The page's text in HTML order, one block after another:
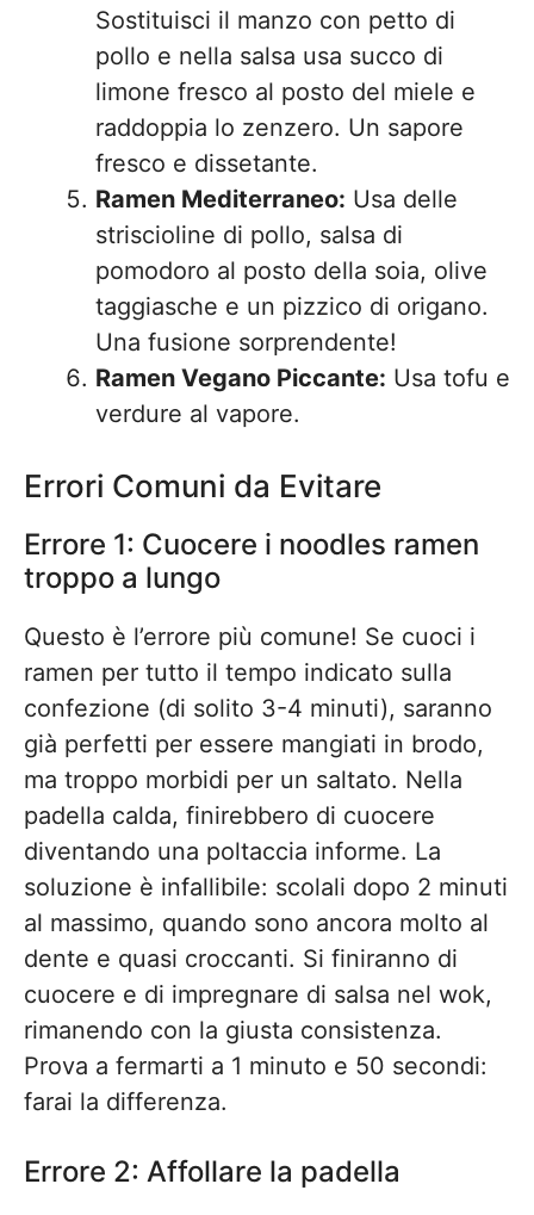
Sostituisci il manzo con petto di
pollo e nella salsa usa succo di
limone fresco al posto del miele e
raddoppia lo zenzero. Un sapore
fresco e dissetante.
Ramen Mediterraneo: Usa delle
striscioline di pollo, salsa di
pomodoro al posto della soia, olive
taggiasche e un pizzico di origano.
Una fusione sorprendente!
Ramen Vegano Piccante: Usa tofu e
verdure al vapore.
Errori Comuni da Evitare
Errore 1: Cuocere i noodles ramen
troppo a lungo
Questo è l’errore più comune! Se cuoci i
ramen per tutto il tempo indicato sulla
confezione (di solito 3-4 minuti), saranno
già perfetti per essere mangiati in brodo,
ma troppo morbidi per un saltato. Nella
padella calda, finirebbero di cuocere
diventando una poltaccia informe. La
soluzione è infallibile: scolali dopo 2 minuti
al massimo, quando sono ancora molto al
dente e quasi croccanti. Si finiranno di
cuocere e di impregnare di salsa nel wok,
rimanendo con la giusta consistenza.
Prova a fermarti a 1 minuto e 50 secondi:
farai la differenza.
Errore 2: Affollare la padella